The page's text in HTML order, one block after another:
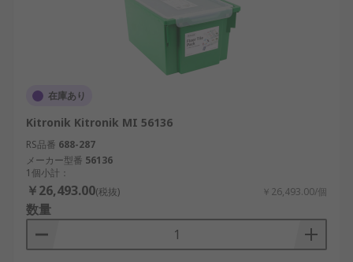
在庫あり
Kitronik Kitronik MI 56136
RS品番 688-287
メーカー型番 56136
1個小計：
￥26,493.00(税抜) ￥26,493.00/個
数量